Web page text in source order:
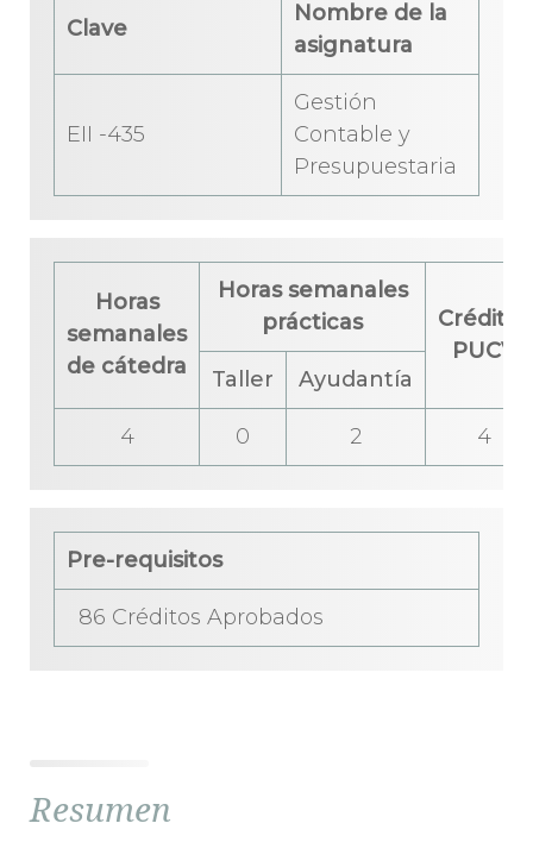
Clave
Nombre de la
asignatura
EII -435
Gestión
Contable y
Presupuestaria
Horas
semanales
de cátedra
Horas semanales
prácticas
Créditos
PUCV
Taller
Ayudantía
4 0 2 4
Pre-requisitos
86 Créditos Aprobados
Resumen